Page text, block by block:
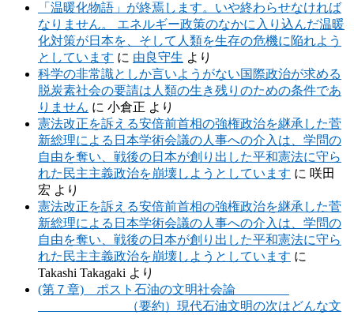
「温暖化物語」が終焉します。いや終わらせなければ
なりません。 エネルギー政策のなかに入り込んだ温暖
化対策が日本を、そして人類を生存の危機に陥れよう
としています に 由良守生 より
科学の非常識としか言いようがない国際政治が求める
脱炭素社会の要請は人類の生き残りのための条件であ
りません に 小倉正 より
憲法改正を訴える安倍前首相の強権政治を継承した菅
新総理による日本学術会議の人事への介入は、学問の
自由を奪い、戦後の日本が創り出した平和憲法に守ら
れた民主主義政治を崩壊しようとしています に 咲田
宏 より
憲法改正を訴える安倍前首相の強権政治を継承した菅
新総理による日本学術会議の人事への介入は、学問の
自由を奪い、戦後の日本が創り出した平和憲法に守ら
れた民主主義政治を崩壊しようとしています に
Takashi Takagaki より
(第７章) ポスト石油の文明社会論
（要約）現代石油文明の次はどんな文